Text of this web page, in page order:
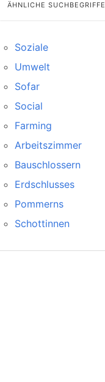
ÄHNLICHE SUCHBEGRIFFE
Soziale
Umwelt
Sofar
Social
Farming
Arbeitszimmer
Bauschlossern
Erdschlusses
Pommerns
Schottinnen